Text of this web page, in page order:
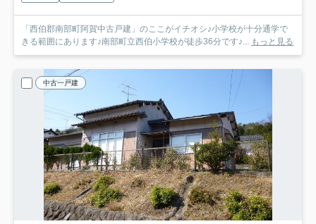
「西伯郡南部町阿賀中古戸建」のここがイチオシ♪小学校が十分通学で
きる範囲にあります♪南部町立西伯小学校が徒歩36分です♪... もっと見る
中古一戸建